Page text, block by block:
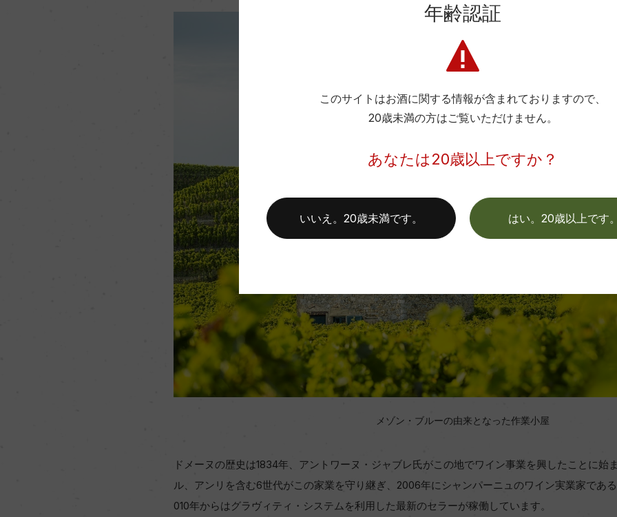
メゾン・ブルーの由来となった作業小屋
ドメーヌの歴史は1834年、アントワーヌ・ジャブレ氏がこの地でワイン事業を興したことに始
ル、アンリを含む6世代がこの家業を守り継ぎ、2006年にシャンパーニュのワイン実業家であ
010年からはグラヴィティ・システムを利用した最新のセラーが稼働しています。
年齢認証
このサイトはお酒に関する情報が含まれておりますので、
20歳未満の方はご覧いただけません。
あなたは20歳以上ですか？
はい。20歳以上です
いいえ。20歳未満です。